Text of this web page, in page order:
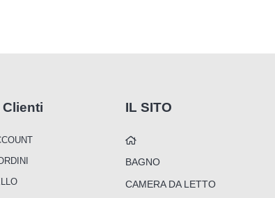
Clienti IL SITO
BAGNO
CAMERA DA LETTO